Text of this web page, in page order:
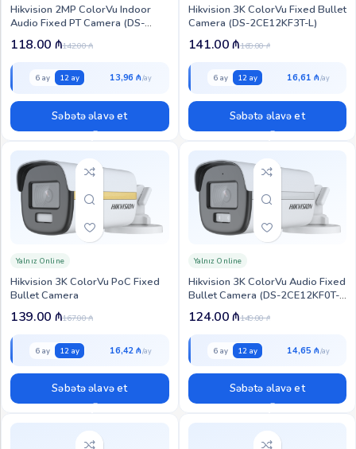
Hikvision 2MP ColorVu Indoor
Audio Fixed PT Camera (DS-
2CE70DF3T-PTS)
142.00₼
118.00 ₼
6 ay 12 ay 13,96 ₼
Səbətə əlavə et
Hikvision 3K ColorVu Fixed Bullet
Camera (DS-2CE12KF3T-L)
169.00₼
141.00₼
6 ay 12 ay 16,61 ₼
Səbətə əlavə et
Hikvision 3K ColorVu PoC Fixed
Bullet Camera
Yalnız Online
167.00₼
139.00 ₼
6 ay 12 ay 16,42 ₼
Səbətə əlavə et
Hikvision 3K ColorVu Audio Fixed
Bullet Camera (DS-2CE12KF0T-
FS)
Yalnız Online
149.00₼
124.00₼
6 ay 12 ay 14,65 ₼
Səbətə əlavə et